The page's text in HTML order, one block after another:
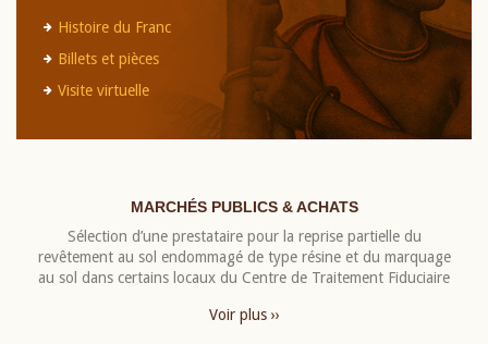
Histoire du Franc
Billets et pièces
Visite virtuelle
MARCHÉS PUBLICS & ACHATS
Sélection d’une prestataire pour la reprise partielle du
revêtement au sol endommagé de type résine et du marquage
au sol dans certains locaux du Centre de Traitement Fiduciaire
Voir plus ››